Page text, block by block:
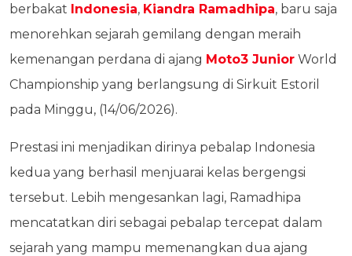
berbakat Indonesia, Kiandra Ramadhipa, baru saja
menorehkan sejarah gemilang dengan meraih
kemenangan perdana di ajang Moto3 Junior World
Championship yang berlangsung di Sirkuit Estoril
pada Minggu, (14/06/2026).
Prestasi ini menjadikan dirinya pebalap Indonesia
kedua yang berhasil menjuarai kelas bergengsi
tersebut. Lebih mengesankan lagi, Ramadhipa
mencatatkan diri sebagai pebalap tercepat dalam
sejarah yang mampu memenangkan dua ajang